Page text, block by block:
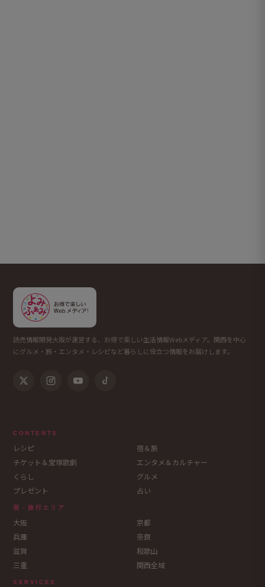
読売情報開発大阪が運営する、お得で楽しい生活情報Webメディア。関西を中心
にグルメ・旅・エンタメ・レシピなど暮らしに役立つ情報をお届けします。
CONTENTS
レシピ
宿＆旅
チケット＆宝塚歌劇
エンタメ＆カルチャー
くらし
グルメ
プレゼント
占い
宿・旅行エリア
大阪
京都
兵庫
奈良
滋賀
和歌山
三重
関西全域
SERVICES